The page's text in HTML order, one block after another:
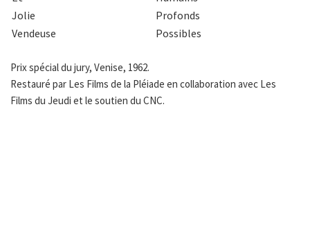
Jolie
Profonds
Vendeuse
Possibles
Prix spécial du jury, Venise, 1962.
Restauré par Les Films de la Pléiade en collaboration avec Les
Films du Jeudi et le soutien du CNC.